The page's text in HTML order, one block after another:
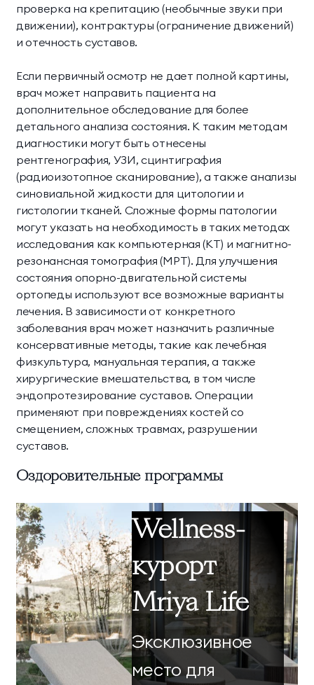
проверка на крепитацию (необычные звуки при
движении), контрактуры (ограничение движений)
и отечность суставов.
Если первичный осмотр не дает полной картины,
врач может направить пациента на
дополнительное обследование для более
детального анализа состояния. К таким методам
диагностики могут быть отнесены
рентгенография, УЗИ, сцинтиграфия
(радиоизотопное сканирование), а также анализы
синовиальной жидкости для цитологии и
гистологии тканей. Сложные формы патологии
могут указать на необходимость в таких методах
исследования как компьютерная (КТ) и магнитно-
резонансная томография (МРТ). Для улучшения
состояния опорно-двигательной системы
ортопеды используют все возможные варианты
лечения. В зависимости от конкретного
заболевания врач может назначить различные
консервативные методы, такие как лечебная
физкультура, мануальная терапия, а также
хирургические вмешательства, в том числе
эндопротезирование суставов. Операции
применяют при повреждениях костей со
смещением, сложных травмах, разрушении
суставов.
Оздоровительные программы
Wellness-
курорт
Mriya Life
Эксклюзивное
место для